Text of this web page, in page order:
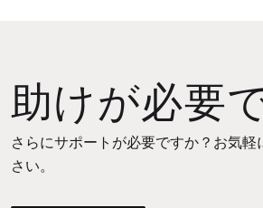
助けが必要
さらにサポートが必要ですか？お気軽
さい。